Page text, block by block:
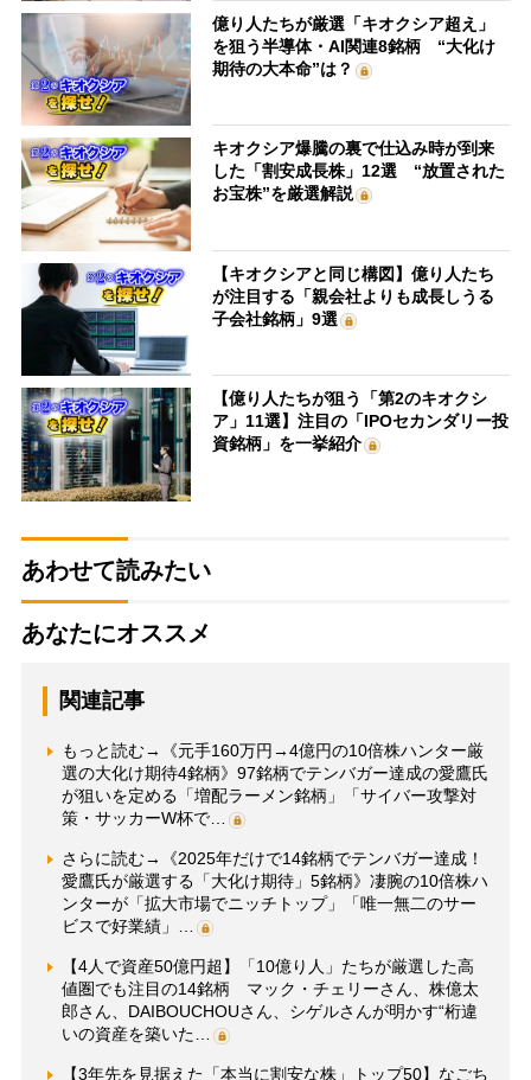
億り人たちが厳選「キオクシア超え」
を狙う半導体・AI関連8銘柄 “大化け
期待の大本命”は？
キオクシア爆騰の裏で仕込み時が到来
した「割安成長株」12選 “放置された
お宝株”を厳選解説
【キオクシアと同じ構図】億り人たち
が注目する「親会社よりも成長しうる
子会社銘柄」9選
【億り人たちが狙う「第2のキオクシ
ア」11選】注目の「IPOセカンダリー投
資銘柄」を一挙紹介
あわせて読みたい
あなたにオススメ
関連記事
もっと読む→《元手160万円→4億円の10倍株ハンター厳
選の大化け期待4銘柄》97銘柄でテンバガー達成の愛鷹氏
が狙いを定める「増配ラーメン銘柄」「サイバー攻撃対
策・サッカーW杯で…
さらに読む→《2025年だけで14銘柄でテンバガー達成！
愛鷹氏が厳選する「大化け期待」5銘柄》凄腕の10倍株ハ
ンターが「拡大市場でニッチトップ」「唯一無二のサー
ビスで好業績」…
【4人で資産50億円超】「10億り人」たちが厳選した高
値圏でも注目の14銘柄 マック・チェリーさん、株億太
郎さん、DAIBOUCHOUさん、シゲルさんが明かす“桁違
いの資産を築いた…
【3年先を見据えた「本当に割安な株」トップ50】なごち